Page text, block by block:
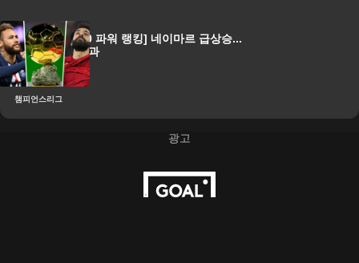
챔피언스리그
[발롱도르 2020 파워 랭킹] 네이마르 급상승...
리버풀 탈락 효과